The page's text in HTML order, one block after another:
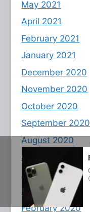
May 2021
April 2021
February 2021
January 2021
December 2020
November 2020
October 2020
September 2020
August 2020
July 2020
April 2020
March 2020
February 2020